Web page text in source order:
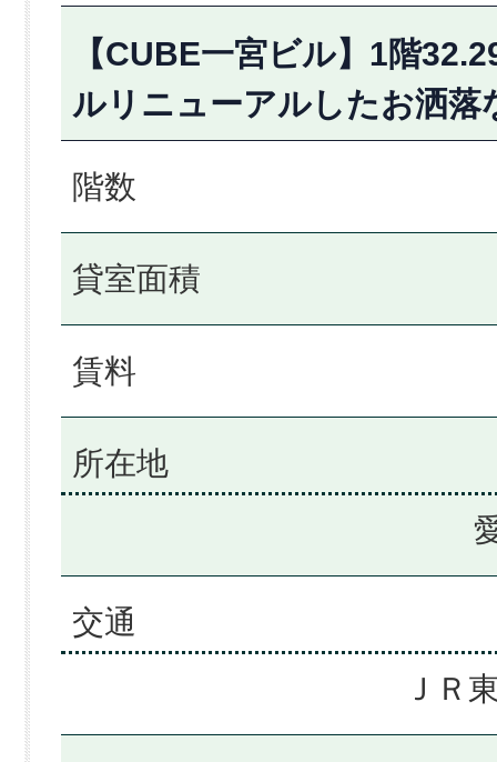
【CUBE一宮ビル】1階
ルリニューアルしたお洒落
階数
貸室面積
賃料
所在地
交通
ＪＲ